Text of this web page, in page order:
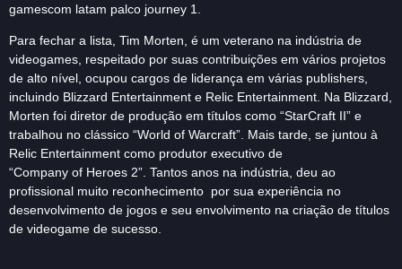
gamescom latam palco journey 1.
Para fechar a lista, Tim Morten, é um veterano na indústria de
videogames, respeitado por suas contribuições em vários projetos
de alto nível, ocupou cargos de liderança em várias publishers,
incluindo Blizzard Entertainment e Relic Entertainment. Na Blizzard,
Morten foi diretor de produção em títulos como “StarCraft II” e
trabalhou no clássico “World of Warcraft”. Mais tarde, se juntou à
Relic Entertainment como produtor executivo de
“Company of Heroes 2”. Tantos anos na indústria, deu ao
profissional muito reconhecimento por sua experiência no
desenvolvimento de jogos e seu envolvimento na criação de títulos
de videogame de sucesso.